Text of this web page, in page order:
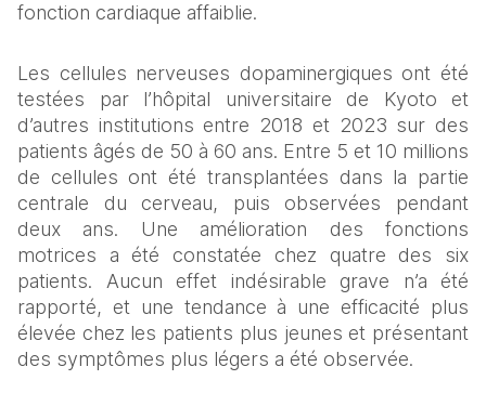
fonction cardiaque affaiblie.
Les cellules nerveuses dopaminergiques ont été
testées par l’hôpital universitaire de Kyoto et
d’autres institutions entre 2018 et 2023 sur des
patients âgés de 50 à 60 ans. Entre 5 et 10 millions
de cellules ont été transplantées dans la partie
centrale du cerveau, puis observées pendant
deux ans. Une amélioration des fonctions
motrices a été constatée chez quatre des six
patients. Aucun effet indésirable grave n’a été
rapporté, et une tendance à une efficacité plus
élevée chez les patients plus jeunes et présentant
des symptômes plus légers a été observée.